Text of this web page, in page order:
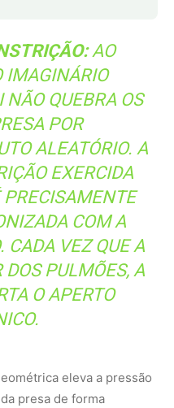
eleva a pressão
presa de forma
fluxo de oxigênio para o
é a morte rápida do
e não por asfixia